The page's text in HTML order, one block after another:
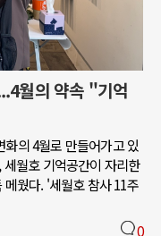
월의 약속 "기억
의 4월로 만들어가고 있
월호 기억공간이 자리한
웠다. '세월호 참사 11주
0